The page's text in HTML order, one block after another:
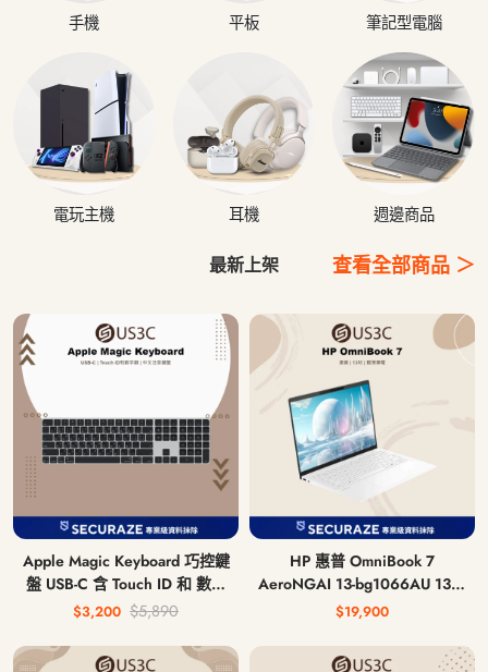
手機 平板 筆記型電腦
電玩主機 耳機 週邊商品
最新上架 查看全部商品 ＞
Apple Magic Keyboard 巧控鍵
盤 USB-C 含 Touch ID 和 數字
鍵盤 中文注音鍵盤 無線藍牙鍵
$3,200 $5,890
HP 惠普 OmniBook 7
AeroNGAI 13-bg1066AU 13吋
AI 5 340 16G 512G
$19,900